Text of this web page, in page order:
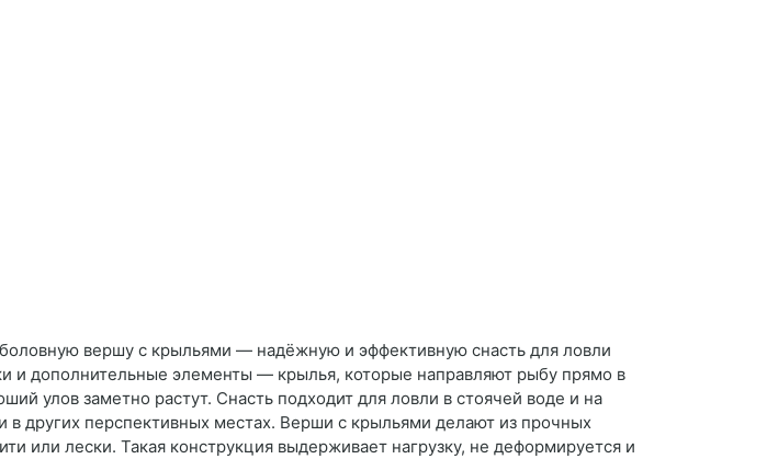
вершу с крыльями — надёжную и эффективную снасть для ловли
и дополнительные элементы — крылья, которые направляют рыбу прямо в
улов заметно растут. Снасть подходит для ловли в стоячей воде и на
других перспективных местах. Верши с крыльями делают из прочных
или лески. Такая конструкция выдерживает нагрузку, не деформируется и